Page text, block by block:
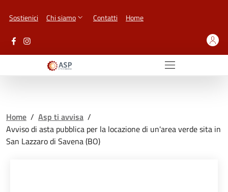
Sostienici Chi siamo Contatti Home
Home / Asp ti avvisa /
Avviso di asta pubblica per la locazione di un'area verde sita in
San Lazzaro di Savena (BO)